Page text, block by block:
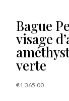
Bague
visage
verte
€1.365,00